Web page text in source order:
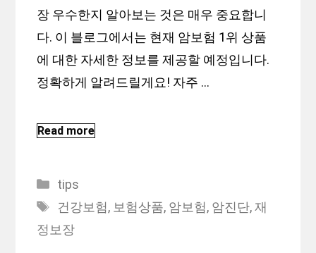
장 우수한지 알아보는 것은 매우 중요합니
다. 이 블로그에서는 현재 암보험 1위 상품
에 대한 자세한 정보를 제공할 예정입니다.
정확하게 알려드릴게요! 자주 …
Read more
Categories
tips
Tags
건강보험, 보험상품, 암보험, 암진단,재
정보장